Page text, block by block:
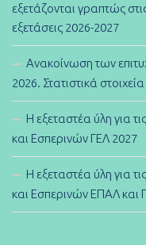
εξετάζονται γραπτώς
εξετάσεις 2026-2027
Ανακοίνωση των
2026. Στατιστικά
Η εξεταστέα ύλη για
και Εσπερινών ΓΕΛ 2027
Η εξεταστέα ύλη για
και Εσπερινών ΕΠΑΛ